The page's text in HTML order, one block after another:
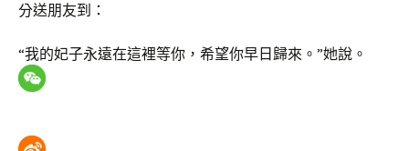
分送朋友到：
“我的妃子永遠在這裡等你，希望你早日歸來。”她說。